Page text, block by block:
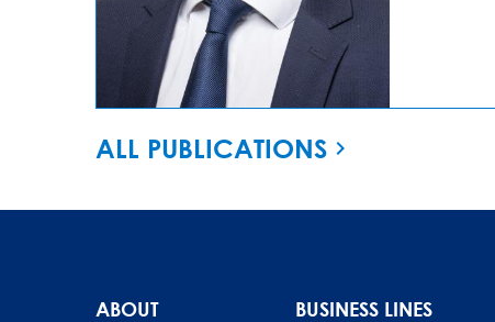
ALL PUBLICATIONS
ABOUT BUSINESS LINES